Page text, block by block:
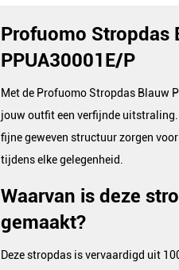
Profuomo Stropdas
PPUA30001E/P
Met de Profuomo Stropdas Blauw
jouw outfit een verfijnde uitstraling.
fijne geweven structuur zorgen
tijdens elke gelegenheid.
Waarvan is deze
gemaakt?
Deze stropdas is vervaardigd uit